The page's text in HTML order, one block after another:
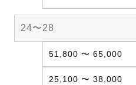
24〜28
51,800 〜 65,000
25,100 〜 38,000